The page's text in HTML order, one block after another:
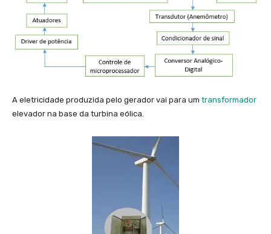
A eletricidade produzida pelo gerador vai para um transformador
elevador na base da turbina eólica.